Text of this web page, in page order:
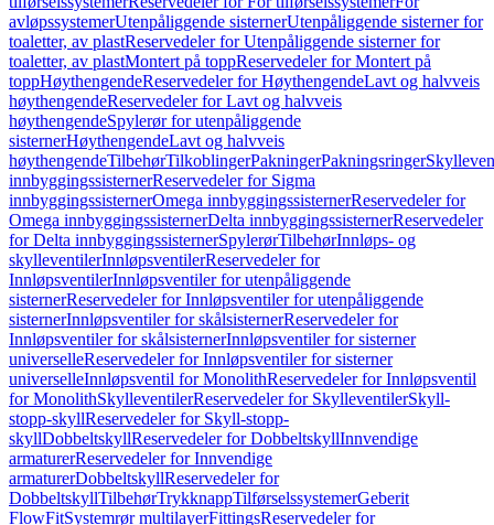
avløpssystemerUtenpåliggende sisternerUtenpåliggende sisterner for
toaletter, av plastReservedeler for Utenpåliggende sisterner for
toaletter, av plastMontert på toppReservedeler for Montert på
toppHøythengendeReservedeler for HøythengendeLavt og halvveis
høythengendeReservedeler for Lavt og halvveis
høythengendeSpylerør for utenpåliggende
sisternerHøythengendeLavt og halvveis
høythengendeTilbehørTilkoblingerPakningerPakningsringer
innbyggingssisternerReservedeler for Sigma
innbyggingssisternerOmega innbyggingssisternerReservedeler for
Omega innbyggingssisternerDelta innbyggingssisternerReservedeler
for Delta innbyggingssisternerSpylerørTilbehørInnløps- og
skylleventilerInnløpsventilerReservedeler for
InnløpsventilerInnløpsventiler for utenpåliggende
sisternerReservedeler for Innløpsventiler for utenpåliggende
sisternerInnløpsventiler for skålsisternerReservedeler for
Innløpsventiler for skålsisternerInnløpsventiler for sisterner
universelleReservedeler for Innløpsventiler for sisterner
universelleInnløpsventil for MonolithReservedeler for Innløpsventil
for MonolithSkylleventilerReservedeler for SkylleventilerSkyll-
stopp-skyllReservedeler for Skyll-stopp-
skyllDobbeltskyllReservedeler for DobbeltskyllInnvendige
armaturerReservedeler for Innvendige
armaturerDobbeltskyllReservedeler for
DobbeltskyllTilbehørTrykknappTilførselssystemerGeberit
FlowFitSystemrør multilayerFittingsReservedeler for